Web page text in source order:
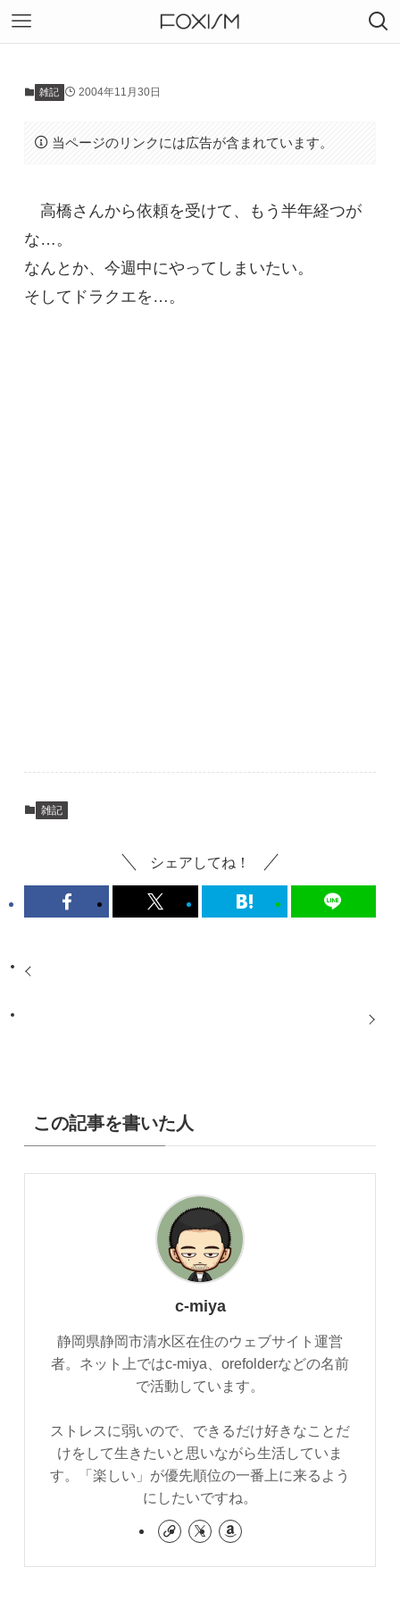
雑記 2004年11月30日
当ページのリンクには広告が含まれています。
高橋さんから依頼を受けて、もう半年経つが
な…。
なんとか、今週中にやってしまいたい。
そしてドラクエを…。
雑記
シェアしてね！
この記事を書いた人
c-miya
静岡県静岡市清水区在住のウェブサイト運営
者。ネット上ではc-miya、orefolderなどの名前
で活動しています。
ストレスに弱いので、できるだけ好きなことだ
けをして生きたいと思いながら生活していま
す。「楽しい」が優先順位の一番上に来るよう
にしたいですね。